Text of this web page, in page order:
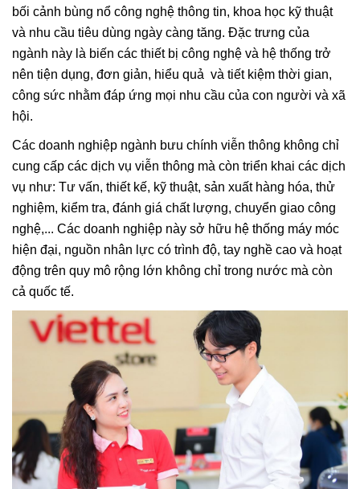
bối cảnh bùng nổ công nghệ thông tin, khoa học kỹ thuật
và nhu cầu tiêu dùng ngày càng tăng. Đặc trưng của
ngành này là biến các thiết bị công nghệ và hệ thống trở
nên tiện dụng, đơn giản, hiểu quả và tiết kiệm thời gian,
công sức nhằm đáp ứng mọi nhu cầu của con người và xã
hội.
Các doanh nghiệp ngành bưu chính viễn thông không chỉ
cung cấp các dịch vụ viễn thông mà còn triển khai các dịch
vụ như: Tư vấn, thiết kế, kỹ thuật, sản xuất hàng hóa, thử
nghiệm, kiểm tra, đánh giá chất lượng, chuyển giao công
nghệ,... Các doanh nghiệp này sở hữu hệ thống máy móc
hiện đại, nguồn nhân lực có trình độ, tay nghề cao và hoạt
động trên quy mô rộng lớn không chỉ trong nước mà còn
cả quốc tế.